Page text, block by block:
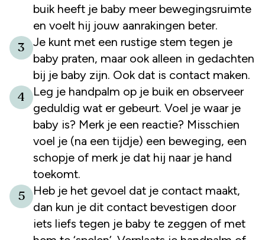
buik heeft je baby meer bewegingsruimte
en voelt hij jouw aanrakingen beter.
3
Je kunt met een rustige stem tegen je
baby praten, maar ook alleen in gedachten
bij je baby zijn. Ook dat is contact maken.
4
Leg je handpalm op je buik en observeer
geduldig wat er gebeurt. Voel je waar je
baby is? Merk je een reactie? Misschien
voel je (na een tijdje) een beweging, een
schopje of merk je dat hij naar je hand
toekomt.
5
Heb je het gevoel dat je contact maakt,
dan kun je dit contact bevestigen door
iets liefs tegen je baby te zeggen of met